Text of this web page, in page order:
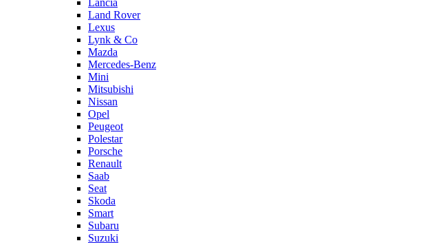
Lancia
Land Rover
Lexus
Lynk & Co
Mazda
Mercedes-Benz
Mini
Mitsubishi
Nissan
Opel
Peugeot
Polestar
Porsche
Renault
Saab
Seat
Skoda
Smart
Subaru
Suzuki